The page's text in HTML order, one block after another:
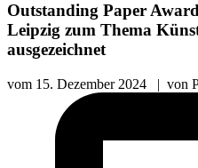
Outstanding Paper
Leipzig zum Thema
ausgezeichnet
vom 15. Dezember 2024 | von